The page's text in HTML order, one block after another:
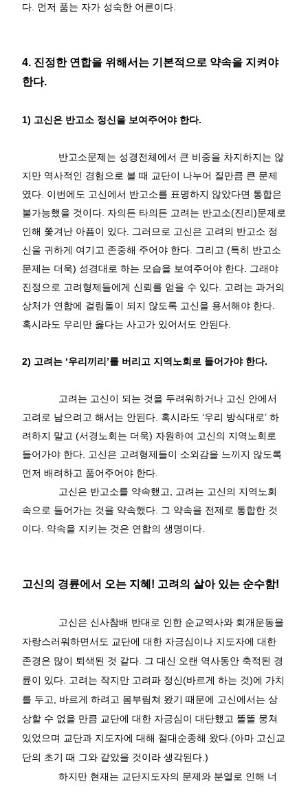
다 먼저 품는 자가 성숙한 어른이다
4. 진정한 연합을 위해서는 기본적으로 약속을 지켜야
한다.
1) 고신은 반고소 정신을 보여주어야 한다.
반고소문제는 성경전체에서 큰 비중을 차지하지는 않
지만 역사적인 경험으로 볼 때 교단이 나누어 질만큼 큰 문제
였다 이번에도 고신에서 반고소를 표명하지 않았다면 통합은
불가능했을 것이다 자의든 타의든 고려는 반고소(진리)문제로
인해 쫓겨난 아픔이 있다
그러므로 고신은 고려의 반고소 정
신을 귀하게 여기고 존중해 주어야 한다
그리고 (특히 반고소
문제는 더욱) 성경대로 하는 모습을 보여주어야 한다
그래야
진정으로 고려형제들에게 신뢰를 얻을 수 있다
고려는 과거의
상처가 연합에 걸림돌이 되지 않도록 고신을 용서해야 한다
혹시라도 우리만 옳다는 사고가 있어서도 안된다
2) 고려는 ‘우리끼리 ’를 버리고 지역노회로 들어가야 한다.
고려는 고신이 되는 것을 두려워하거나 고신 안에서
고려로 남으려고 해서는 안된다 혹시라도 ‘우리 방식대로’ 하
려하지 말고 (서경노회는 더욱) 자원하여 고신의 지역노회로
들어가야 한다
고신은 고려형제들이 소외감을 느끼지 않도록
먼저 배려하고 품어주어야 한다
고신은 반고소를 약속했고
고려는 고신의 지역노회
속으로 들어가는 것을 약속했다
그 약속을 전제로 통합한 것
이다 약속을 지키는 것은 연합의 생명이다
고신의 경륜에서 오는 지혜 ! 고려의 살아 있는 순수함!
고신은 신사참배 반대로 인한 순교역사와 회개운동을
자랑스러워하면서도 교단에 대한 자긍심이나 지도자에 대한
존경은 많이 퇴색된 것 같다
그 대신 오랜 역사동안 축적된 경
륜이 있다
고려는 작지만 고려파 정신(바르게 하는 것)에 가치
를 두고
바르게 하려고 몸부림쳐 왔기 때문에 고신에서는 상
상할 수 없을 만큼 교단에 대한 자긍심이 대단했고 똘똘 뭉쳐
있었으며 교단과 지도자에 대해 절대순종해 왔다 .(아마 고신교
단의 초기 때 그와 같았을 것이라 생각된다 .)
하지만 현재는 교단지도자의 문제와 분열로 인해 너